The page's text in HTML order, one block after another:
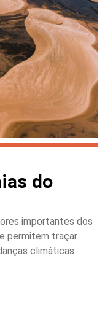
do
importantes dos
permitem traçar
climáticas